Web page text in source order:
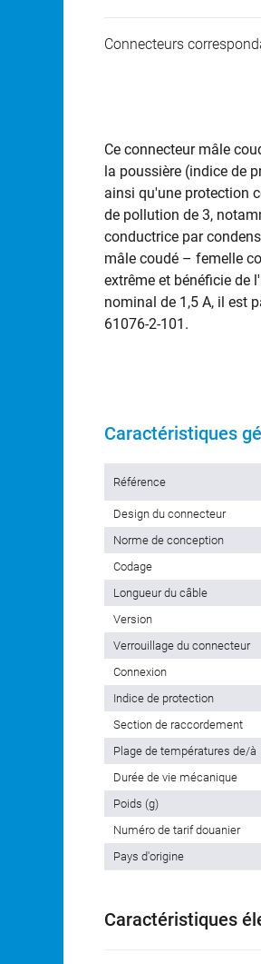
Connecteurs
Ce connecteur mâle
la poussière (indice de
ainsi qu'une protection
de pollution de 3,
conductrice par
mâle coudé – femelle
extrême et bénéficie de
nominal de 1,5 A, il est
61076-2-101.
Caractéristiques
Référence
Design du connecteur
Norme de conception
Codage
Longueur du câble
Version
Verrouillage du connecteur
Connexion
Indice de protection
Section de raccordement
Plage de températures de/à
Durée de vie mécanique
Poids (g)
Numéro de tarif douanier
Pays d'origine
Caractéristiques